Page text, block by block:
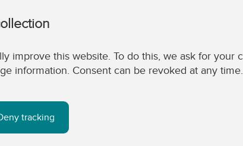
improve this website. To do this, we ask for your
information. Consent can be revoked at any time.
tracking